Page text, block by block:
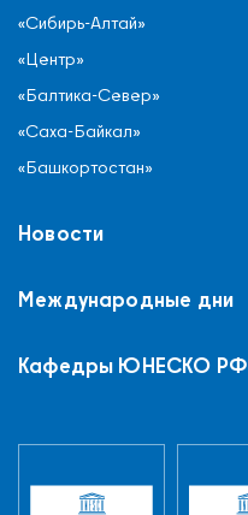
«Сибирь-Алтай»
«Центр»
«Балтика-Север»
«Саха-Байкал»
«Башкортостан»
Новости
Международные дни
Кафедры ЮНЕСКО РФ